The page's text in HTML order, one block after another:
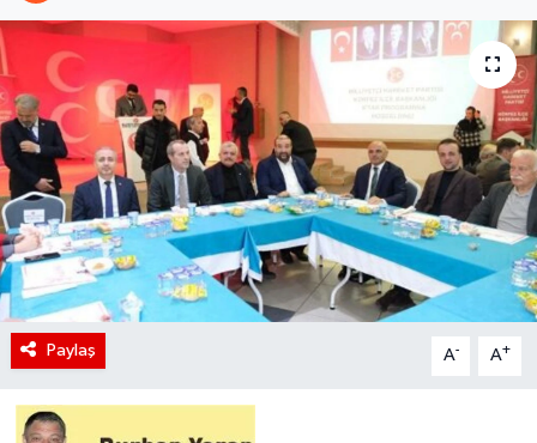
Paylaş A- A+